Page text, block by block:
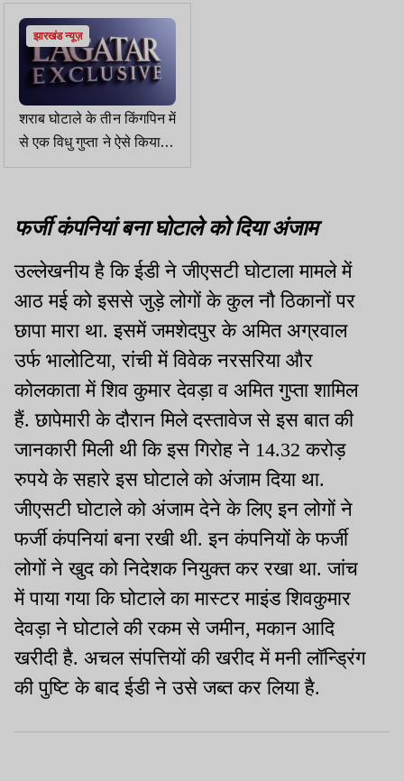
झारखंड न्यूज़
शराब घोटाले के तीन किंगपिन में
से एक विधु गुप्ता ने ऐसे किया
झारखंड में नकली शराब का
फर्जी कंपनियां बना घोटाले कोदियाअंजाम
उल्लेखनीय है कि ईडी ने जीएसटी घोटाला मामले में
आठ मई को इससे जुड़े लोगों के कुल नौ ठिकानों पर
छापा मारा था. इसमें जमशेदपुर के अमित अग्रवाल
उर्फ भालोटिया, रांची में विवेक नरसरिया और
कोलकाता में शिव कुमार देवड़ा व अमित गुप्ता शामिल
हैं. छापेमारी के दौरान मिले दस्तावेज से इस बात की
जानकारी मिली थी कि इस गिरोह ने 14.32 करोड़
रुपये के सहारे इस घोटाले को अंजाम दिया था.
जीएसटी घोटाले को अंजाम देने के लिए इन लोगों ने
फर्जी कंपनियां बना रखी थी. इन कंपनियों के फर्जी
लोगों ने खुद को निदेशक नियुक्त कर रखा था. जांच
में पाया गया कि घोटाले का मास्टर माइंड शिवकुमार
देवड़ा ने घोटाले की रकम से जमीन, मकान आदि
खरीदी है. अचल संपत्तियों की खरीद में मनी लॉन्ड्रिंग
की पुष्टि के बाद ईडी ने उसे जब्त कर लिया है.